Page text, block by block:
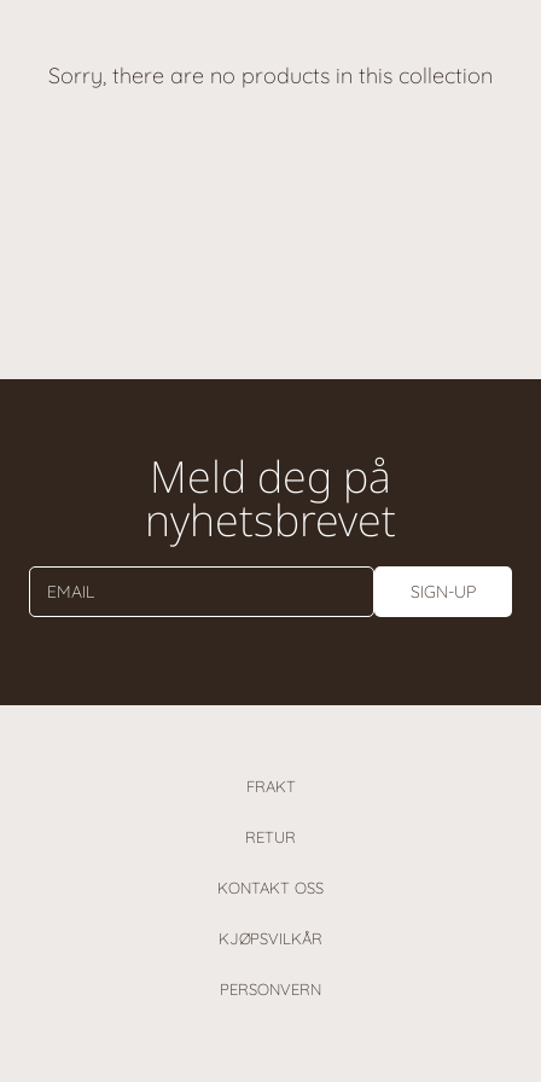
Sorry, there are no products in this collection
Meld deg på
nyhetsbrevet
EMAIL SIGN-UP
FRAKT
RETUR
KONTAKT OSS
KJØPSVILKÅR
PERSONVERN